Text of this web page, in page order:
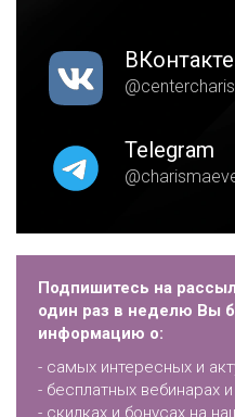
ВКонтакте
Telegram
Подпишитесь на
один раз в неделю Вы
информацию о:
- самых интересных и
- бесплатных вебинарах
- скидках и бонусах на